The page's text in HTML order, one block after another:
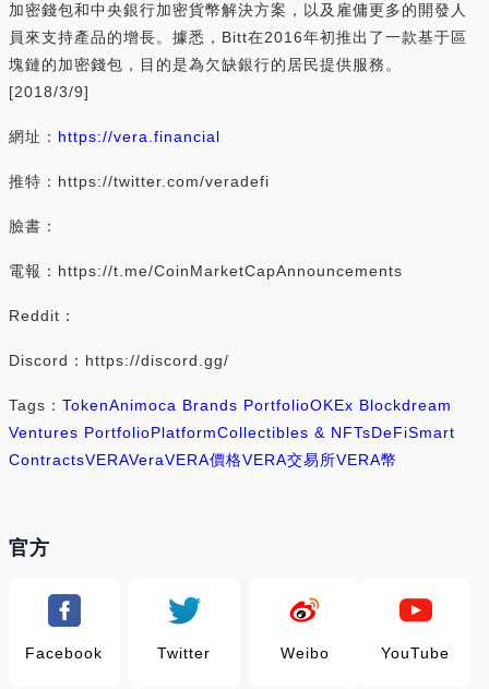
加密錢包和中央銀行加密貨幣解決方案，以及雇傭更多的開發人
員來支持產品的增長。據悉，Bitt在2016年初推出了一款基于區
塊鏈的加密錢包，目的是為欠缺銀行的居民提供服務。
[2018/3/9]
網址： https://vera.financial
推特：https://twitter.com/veradefi
臉書：
電報：https://t.me/CoinMarketCapAnnouncements
Reddit：
Discord：https://discord.gg/
Tags： TokenAnimoca Brands PortfolioOKEx Blockdream
Ventures PortfolioPlatformCollectibles & NFTsDeFiSmart
ContractsVERAVeraVERA價格VERA交易所VERA幣
官方
Facebook Twitter Weibo YouTube